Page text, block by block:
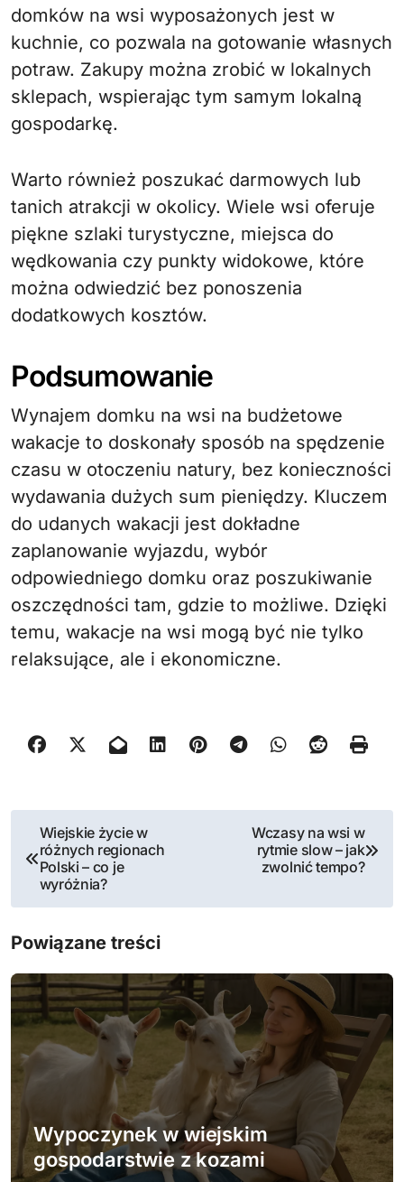
domków na wsi wyposażonych jest w
kuchnie, co pozwala na gotowanie własnych
potraw. Zakupy można zrobić w lokalnych
sklepach, wspierając tym samym lokalną
gospodarkę.
Warto również poszukać darmowych lub
tanich atrakcji w okolicy. Wiele wsi oferuje
piękne szlaki turystyczne, miejsca do
wędkowania czy punkty widokowe, które
można odwiedzić bez ponoszenia
dodatkowych kosztów.
Podsumowanie
Wynajem domku na wsi na budżetowe
wakacje to doskonały sposób na spędzenie
czasu w otoczeniu natury, bez konieczności
wydawania dużych sum pieniędzy. Kluczem
do udanych wakacji jest dokładne
zaplanowanie wyjazdu, wybór
odpowiedniego domku oraz poszukiwanie
oszczędności tam, gdzie to możliwe. Dzięki
temu, wakacje na wsi mogą być nie tylko
relaksujące, ale i ekonomiczne.
w
i
g
a
c
j
w
Wiejskie życie w
różnych regionach
Polski – co je
wyróżnia?
Wczasy na wsi w
rytmie slow – jak
zwolnić tempo?
Powiązane treści
Wypoczynek w wiejskim
gospodarstwie z kozami